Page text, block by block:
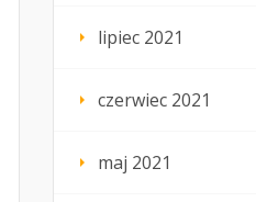
lipiec 2021
czerwiec 2021
maj 2021